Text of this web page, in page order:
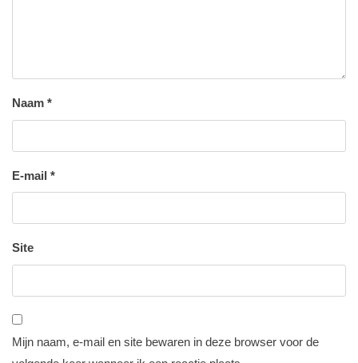
Naam *
E-mail *
Site
Mijn naam, e-mail en site bewaren in deze browser voor de